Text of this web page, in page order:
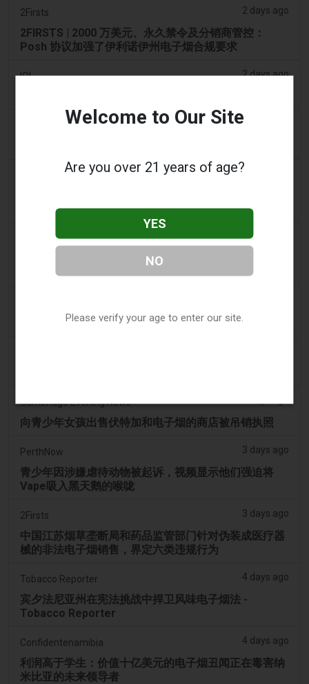
2Firsts 2 days ago
2FIRSTS | 2000 万美元、永久禁令及分销商管控：
Posh 协议加强了伊利诺伊州电子烟合规要求
IOL 2 days ago
2 days ago
一次性电子烟
2 days ago
2FIRSTS | FDA 授权了另外四种尼古丁袋，审查试点已
扩展至初始决定之外
OP-ED：为什么渥太华不应该禁止含香味的电子烟产品
Cambridge Evening News
向青少年女孩出售伏特加和电子烟的商店被吊销执照
PerthNow 3 days ago
青少年因涉嫌虐待动物被起诉，视频显示他们强迫将
Vape吸入黑天鹅的喉咙
2Firsts 3 days ago
中国江苏烟草垄断局和药品监管部门针对伪装成医疗器
械的非法电子烟销售，界定六类违规行为
Tobacco Reporter 4 days ago
宾夕法尼亚州在宪法挑战中捍卫风味电子烟法 -
Tobacco Reporter
Confidentenamibia 4 days ago
利润高于学生：价值十亿美元的电子烟丑闻正在毒害纳
米比亚的未来领导者
Welcome to Our Site
Are you over 21 years of age?
YES
NO
Please verify your age to enter our site.